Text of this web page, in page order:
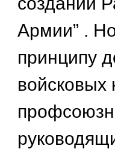
Армии” .
принципу
войсковых